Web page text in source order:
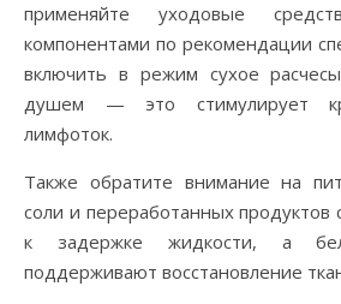
применяйте уходовые
компонентами по рекомендации
включить в режим сухое
душем — это стимулирует
лимфоток.
Также обратите внимание на
соли и переработанных продуктов
к задержке жидкости, а
поддерживают восстановление